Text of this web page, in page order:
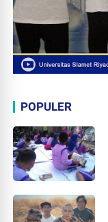
POPULER